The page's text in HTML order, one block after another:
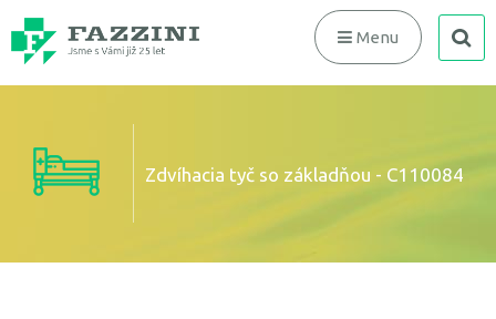
Menu
Zdvíhacia tyč so základňou - C110084